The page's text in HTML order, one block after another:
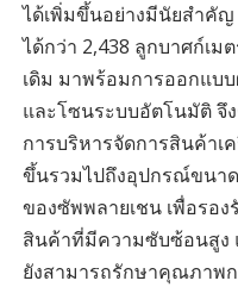
ได้เพิ่มขึ้นอย่างมีนัยสำคัญ
ได้กว่า 2,438 ลูกบาศก์เม
เดิม มาพร้อมการออกแบ
และโซนระบบอัตโนมัติ จึ
การบริหารจัดการสินค้า
ขึ้นรวมไปถึงอุปกรณ์ขนา
ของซัพพลายเชน เพื่อรอ
สินค้าที่มีความซับซ้อนสูง
ยังสามารถรักษาคุณภาพ